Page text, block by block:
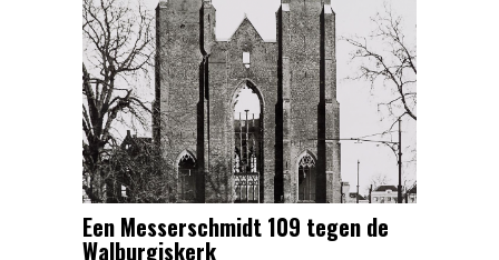
Een Messerschmidt 109 tegen de
Walburgiskerk